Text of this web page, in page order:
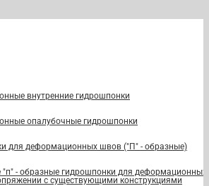
внутренние гидрошпонки
опалубочные гидрошпонки
для деформационных швов ("П" - образные)
- образные гидрошпонки для деформационных
с существующими конструкциями